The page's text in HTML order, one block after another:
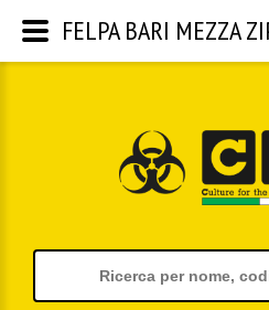
FELPA BARI MEZZA